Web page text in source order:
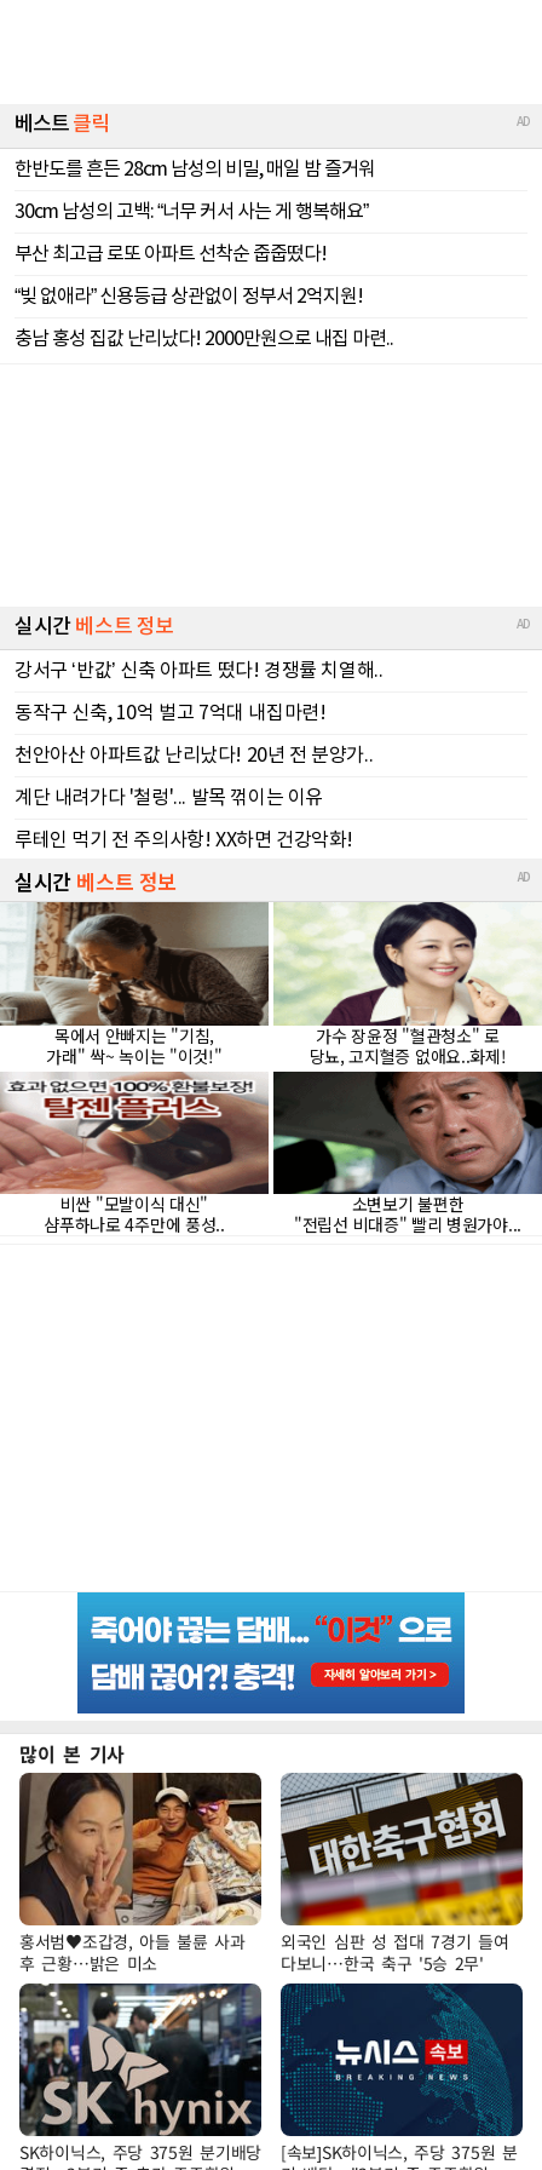
많이 본 기사
홍서범♥조갑경, 아들 불륜 사과
후 근황…밝은 미소
외국인 심판 성 접대 7경기 들여
다보니…한국 축구 '5승 2무'
SK하이닉스, 주당 375원 분기배당
[속보]SK하이닉스, 주당 375원 분